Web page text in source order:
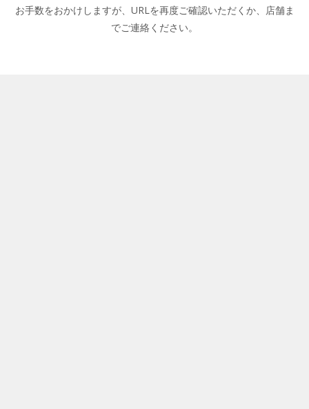
お手数をおかけしますが、URLを再度ご確認いただくか、 店舗ま
でご連絡ください。